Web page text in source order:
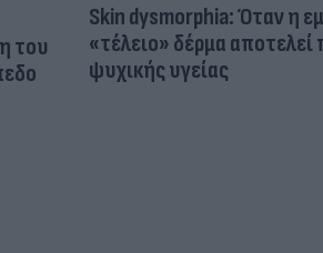
του
Skin dysmorphia: Όταν η
«τέλειο» δέρμα
ψυχικής υγείας